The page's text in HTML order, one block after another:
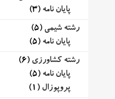
پایان نامه (3)
رشته شیمی (5)
پایان نامه (5)
رشته کشاورزی (6)
پایان نامه (5)
پروپوزال (1)